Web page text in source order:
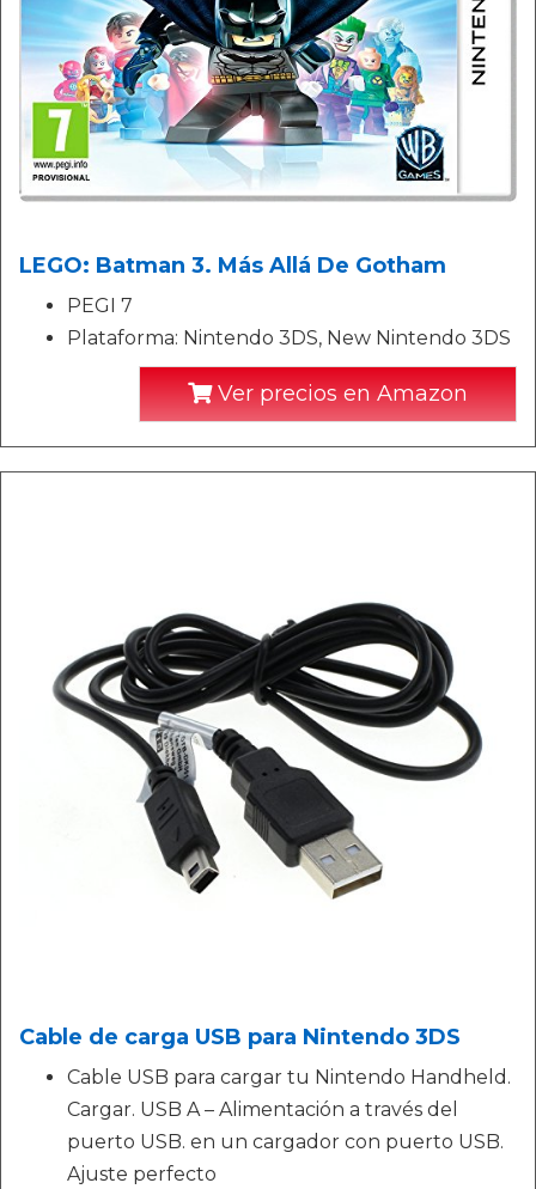
LEGO: Batman 3. Más Allá De Gotham
PEGI 7
Plataforma: Nintendo 3DS, New Nintendo 3DS
Ver precios en Amazon
Cable de carga USB para Nintendo 3DS
Cable USB para cargar tu Nintendo Handheld.
Cargar. USB A – Alimentación a través del
puerto USB. en un cargador con puerto USB.
Ajuste perfecto